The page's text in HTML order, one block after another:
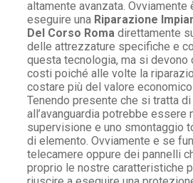
altamente avanzata.
eseguire una Riparazione
Del Corso Roma direttamente
delle attrezzature specifiche e
questa tecnologia, ma si devono
costi poiché alle volte la
costare più del valore
Tenendo presente che si tratta
all’avanguardia potrebbe essere
supervisione e uno smontaggio
di elemento. Ovviamente e se
telecamere oppure dei pannelli
proprio le nostre caratteristiche